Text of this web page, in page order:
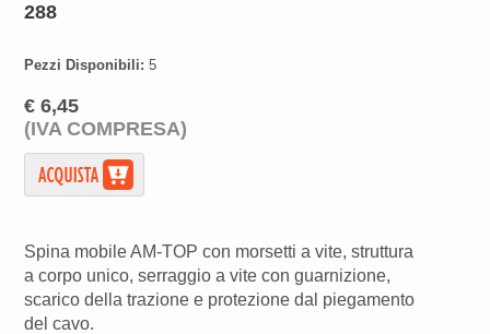
288
Pezzi Disponibili: 5
€ 6,45
(IVA COMPRESA)
Spina mobile AM-TOP con morsetti a vite, struttura
a corpo unico, serraggio a vite con guarnizione,
scarico della trazione e protezione dal piegamento
del cavo.